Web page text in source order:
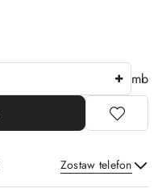
mb
Zostaw telefon